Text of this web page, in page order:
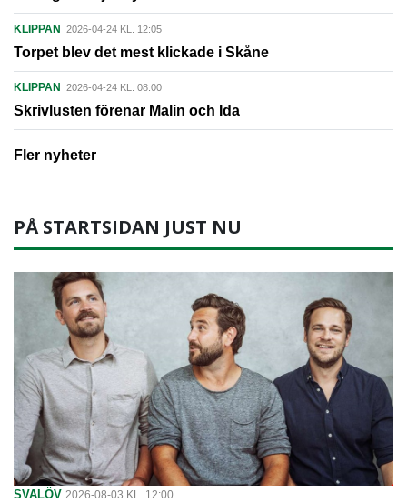
KLIPPAN 2026-04-24 KL. 12:05
Torpet blev det mest klickade i Skåne
KLIPPAN 2026-04-24 KL. 08:00
Skrivlusten förenar Malin och Ida
Fler nyheter
PÅ STARTSIDAN JUST NU
SVALÖV 2026-08-03 KL. 12:00